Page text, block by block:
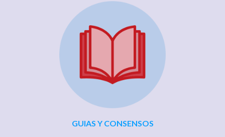
GUIAS Y CONSENSOS